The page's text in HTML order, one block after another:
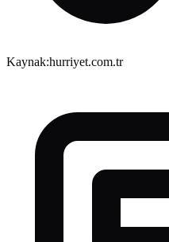
Kaynak:hurriyet.com.tr